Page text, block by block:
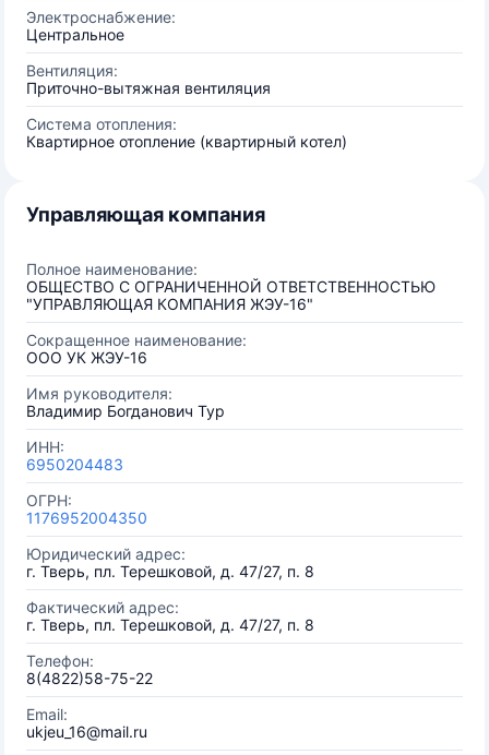
Электроснабжение:
Центральное
Вентиляция:
Приточно-вытяжная вентиляция
Система отопления:
Квартирное отопление (квартирный котел)
Управляющая компания
Полное наименование:
ОБЩЕСТВО С ОГРАНИЧЕННОЙ ОТВЕТСТВЕННОСТЬЮ
"УПРАВЛЯЮЩАЯ КОМПАНИЯ ЖЭУ-16"
Сокращенное наименование:
ООО УК ЖЭУ-16
Имя руководителя:
Владимир Богданович Тур
ИНН:
6950204483
ОГРН:
1176952004350
Юридический адрес:
г. Тверь, пл. Терешковой, д. 47/27, п. 8
Фактический адрес:
г. Тверь, пл. Терешковой, д. 47/27, п. 8
Телефон:
8(4822)58-75-22
Email:
ukjeu_16@mail.ru